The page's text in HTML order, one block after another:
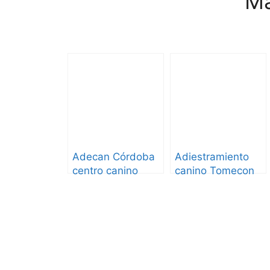
Adecan Córdoba
centro canino
Adiestramiento
canino Tomecon